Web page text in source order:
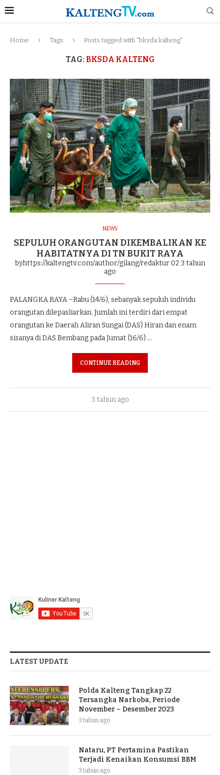
Home Tags Posts tagged with "bksda kalteng"
TAG: BKSDA KALTENG
NEWS
SEPULUH ORANGUTAN DIKEMBALIKAN KE
HABITATNYA DI TN BUKIT RAYA
byhttps://kaltengtv.com/author/gilang/redaktur 02 3 tahun
ago
PALANGKA RAYA –Rabu (14/6), sebanyak sepuluh individu
orangutan dilepasliarkan. Jumlah ini terdiri dari empat
orangutan ke Daerah Aliran Sungai (DAS) Hiran dan enam
sisanya di DAS Bembang pada Jumat (16/6) …
CONTINUE READING
3 tahun ago
LATEST UPDATE
Polda Kalteng Tangkap 22
Tersangka Narkoba, Periode
November – Desember 2023
3 tahun ago
Nataru, PT Pertamina Pastikan
Terjadi Kenaikan Konsumsi BBM
3 tahun ago